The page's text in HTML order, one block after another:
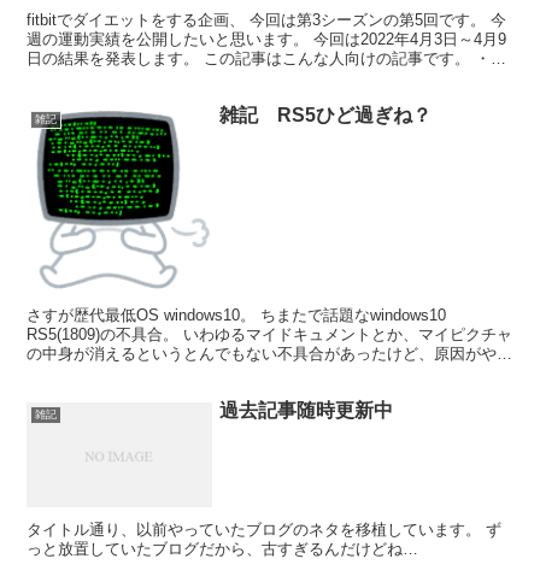
fitbitでダイエットをする企画、 今回は第3シーズンの第5回です。 今
週の運動実績を公開したいと思います。 今回は2022年4月3日～4月9
日の結果を発表します。 この記事はこんな人向けの記事です。 ・食
雑記 雑記 RS5ひど過ぎね？
さすが歴代最低OS windows10。 ちまたで話題なwindows10
RS5(1809)の不具合。 いわゆるマイドキュメントとか、マイピクチャ
の中身が消えるというとんでもない不具合があったけど、原因がやっ
雑記 過去記事随時更新中
タイトル通り、以前やっていたブログのネタを移植しています。 ず
っと放置していたブログだから、古すぎるんだけどね…